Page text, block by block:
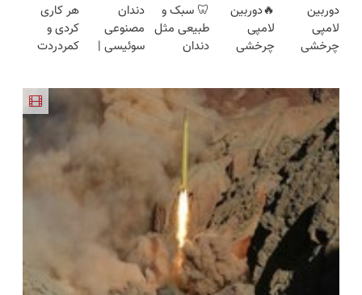
(تخفیف به
مدت
محدود)
محوش کن!
هوشمند ⚙️
(نصف
قیمت بازار
فناوری
اروپا، سبک
و مقاوم |
ساخت!!!
دوربین
لامپی
چرخشی
حراج شد🔥
پرداخت
درب منزل
🔥دوربین
لامپی
چرخشی
درب منزل
+ گارانتی
تعویض
🦷 سبک و
طبیعی مثل
دندان
و پرداخت
اقساطی 💳
📍 تهران
دندان
مصنوعی
سوئیسی |
طبیعی!
ویزیت
رایگان+پرداخت
اقساطی😍
هر کاری
کردی و
کمردردت
پرسشنامه و
دریافت راه